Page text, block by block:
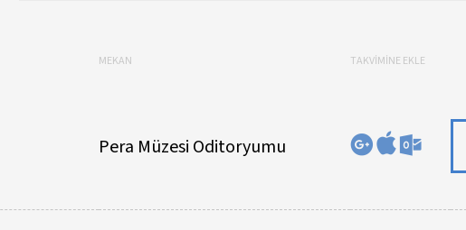
MEKAN TAKVİMİNE EKLE
Pera Müzesi Oditoryumu